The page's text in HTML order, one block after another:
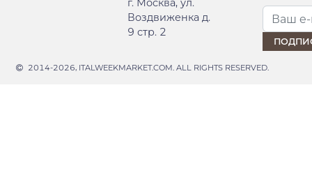
г. Москва, ул.
Воздвиженка д.
9 стр. 2
2014-2026, ITALWEEKMARKET.COM. ALL RIGHTS RESERVED.